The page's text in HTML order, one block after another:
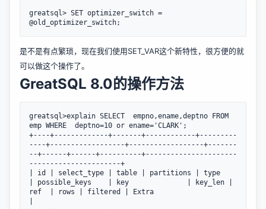
greatsql> SET optimizer_switch =
是不是有点繁琐，现在我们使用SET_VAR这个新特性，很方便的就
可以做这个操作了。
GreatSQL 8.0的操作方法
greatsql>explain SELECT  empno,ename,deptno FROM
emp WHERE  deptno=10 or ename='CLARK';
+----+-------------+-------+------------+---------
----+------------------+------------------+-------
--+------+------+----------+----------------------
----------------------+
| id | select_type | table | partitions | type
| possible_keys    | key              | key_len |
ref  | rows | filtered | Extra